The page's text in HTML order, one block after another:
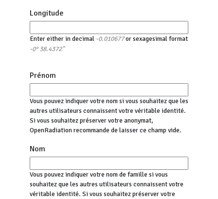
Longitude
Enter either in decimal -0.010677or sexagesimal format
-0° 38.4372"
Prénom
Vous pouvez indiquer votre nom si vous souhaitez que les
autres utilisateurs connaissent votre véritable identité.
Si vous souhaitez préserver votre anonymat,
OpenRadiation recommande de laisser ce champ vide.
Nom
Vous pouvez indiquer votre nom de famille si vous
souhaitez que les autres utilisateurs connaissent votre
véritable identité. Si vous souhaitez préserver votre